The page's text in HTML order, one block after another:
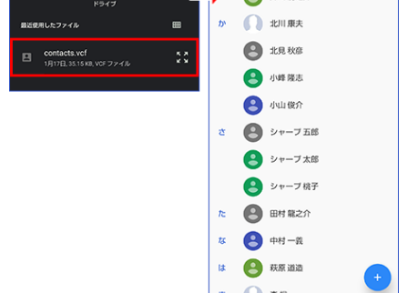
スマートフォンアクセサリー